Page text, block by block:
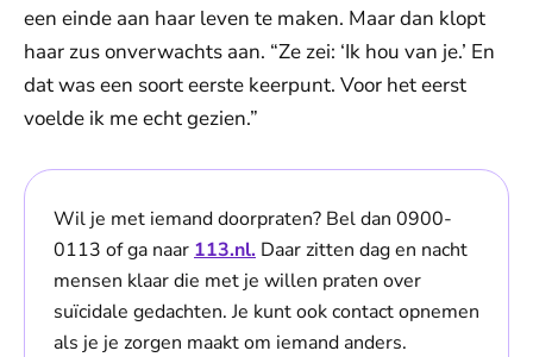
een einde aan haar leven te maken. Maar dan klopt
haar zus onverwachts aan. “Ze zei: ‘Ik hou van je.’ En
dat was een soort eerste keerpunt. Voor het eerst
voelde ik me echt gezien.”
Wil je met iemand doorpraten? Bel dan 0900-
0113 of ga naar 113.nl. Daar zitten dag en nacht
mensen klaar die met je willen praten over
suïcidale gedachten. Je kunt ook contact opnemen
als je je zorgen maakt om iemand anders.